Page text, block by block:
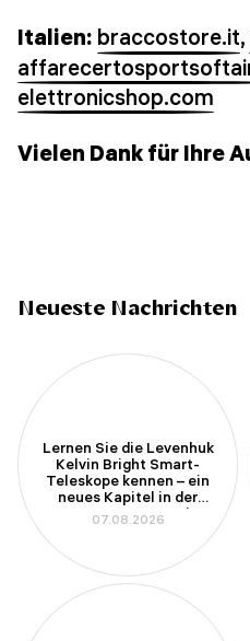
Italien: braccostore.it,
elettronicshop.com
Vielen Dank für Ihre
Neueste Nachrichten
Lernen Sie die Levenhuk
Kelvin Bright Smart-
Teleskope kennen – ein
neues Kapitel in der
Amateurastronomie
07.08.2026